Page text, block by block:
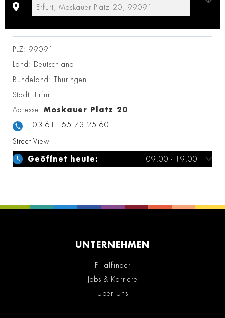
PLZ: 99091
Land: Deutschland
Bundeland: Thüringen
Stadt: Erfurt
Adresse: Moskauer Platz 20
03 61 - 65 73 25 60
Street View
Geöffnet heute: 09:00 - 19:00
UNTERNEHMEN
Filialfinder
Jobs & Karriere
Über Uns